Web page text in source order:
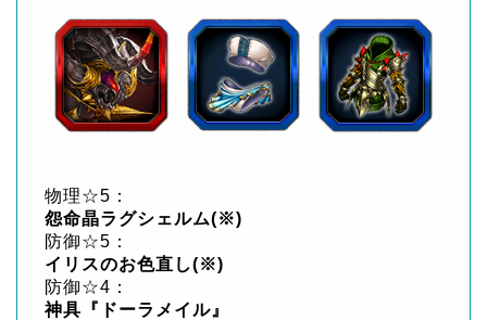
物理☆5：
怨命晶ラグシェルム(※)
防御☆5：
イリスのお色直し(※)
防御☆4：
神具『ドーラメイル』